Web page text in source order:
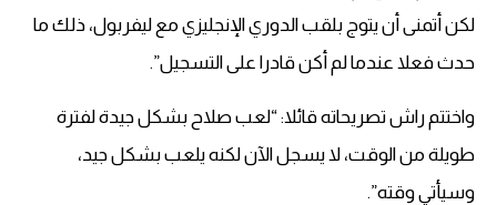
لكن أتمنى أن يتوج بلقب الدوري الإنجليزي مع ليفربول، ذلك ما
حدث فعلا عندما لم أكن قادرا على التسجيل”.
واختتم راش تصريحاته قائلا: “لعب صلاح بشكل جيدة لفترة
طويلة من الوقت، لا يسجل الآن لكنه يلعب بشكل جيد،
وسيأتي وقته”.